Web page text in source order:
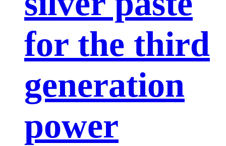
for the third
generation
power